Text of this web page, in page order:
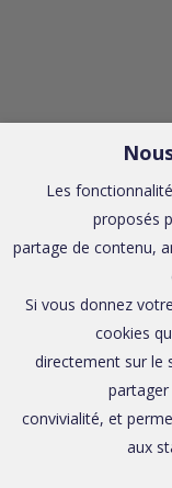
Les
proposés
partage de contenu,
Si vous donnez
cookies
directement sur le
convivialité, et
aux